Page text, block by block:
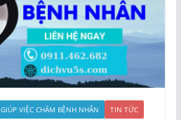
GIÚP VIỆC CHĂM BỆNH NHÂN TIN TỨC